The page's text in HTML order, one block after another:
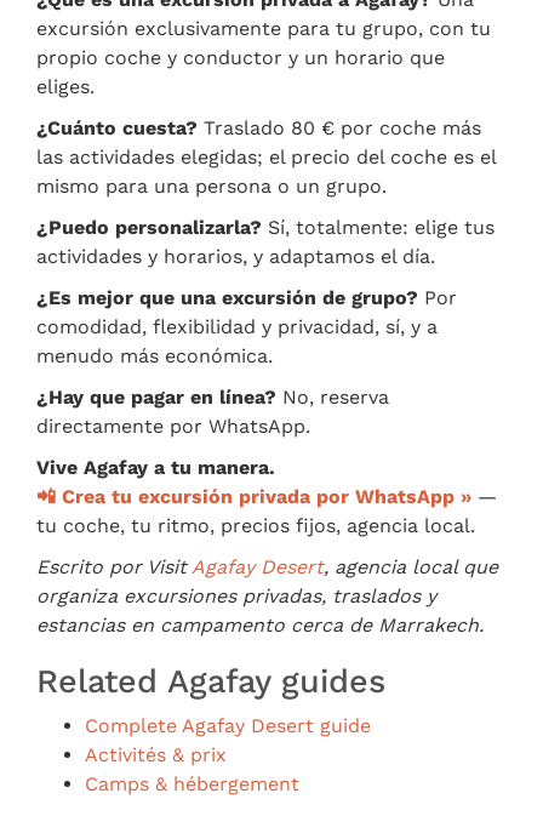
excursión exclusivamente para tu grupo, con tu
propio coche y conductor y un horario que
eliges.
¿Cuánto cuesta? Traslado 80 € por coche más
las actividades elegidas; el precio del coche es el
mismo para una persona o un grupo.
¿Puedo personalizarla? Sí, totalmente: elige tus
actividades y horarios, y adaptamos el día.
¿Es mejor que una excursión de grupo? Por
comodidad, flexibilidad y privacidad, sí, y a
menudo más económica.
¿Hay que pagar en línea? No, reserva
directamente por WhatsApp.
Vive Agafay a tu manera.
📲 Crea tu excursión privada por WhatsApp » —
tu coche, tu ritmo, precios fijos, agencia local.
Escrito por VisitAgafay Desert, agencia local que
organiza excursiones privadas, traslados y
estancias en campamento cerca de Marrakech.
Related Agafay guides
Complete Agafay Desert guide
Activités & prix
Camps & hébergement